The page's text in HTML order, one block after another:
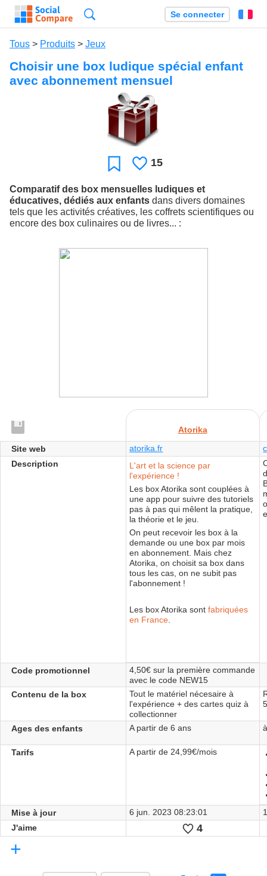
Se connecter
Tous > Produits > Jeux
Choisir une box ludique spécial enfant
avec abonnement mensuel
Favori J'aime
15
Comparatif des box mensuelles ludiques et
éducatives, dédiés aux enfants dans divers domaines
tels que les activités créatives, les coffrets scientifiques ou
encore des box culinaires ou de livres... :
Atorika
Site web
atorika.fr
Description
L'art et la science par
l'expérience !
Les box Atorika sont couplées à
une app pour suivre des tutoriels
pas à pas qui mêlent la pratique,
la théorie et le jeu.
On peut recevoir les box à la
demande ou une box par mois
en abonnement. Mais chez
Atorika, on choisit sa box dans
tous les cas, on ne subit pas
l'abonnement !
Les box Atorika sontfabriquées
en France
Code promotionnel
4,50€ sur la première commande
avec le code NEW15
Contenu de la box
Tout le matériel nécesaire à
l'expérience + des cartes quiz à
collectionner
Ages des enfants A partir de 6 ans
Tarifs A partir de 24,99€/mois
Mise à jour 6 jun. 2023 08:23:01
J'aime
J'aime
4
+